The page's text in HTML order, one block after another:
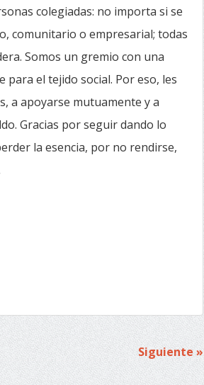
colegiadas: no importa si se
comunitario o empresarial; todas
Somos un gremio con una
el tejido social. Por eso, les
a apoyarse mutuamente y a
Gracias por seguir dando lo
la esencia, por no rendirse,
Siguiente »